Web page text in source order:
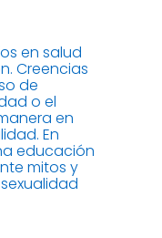
en salud
Creencias
de
o el
en
En
educación
mitos y